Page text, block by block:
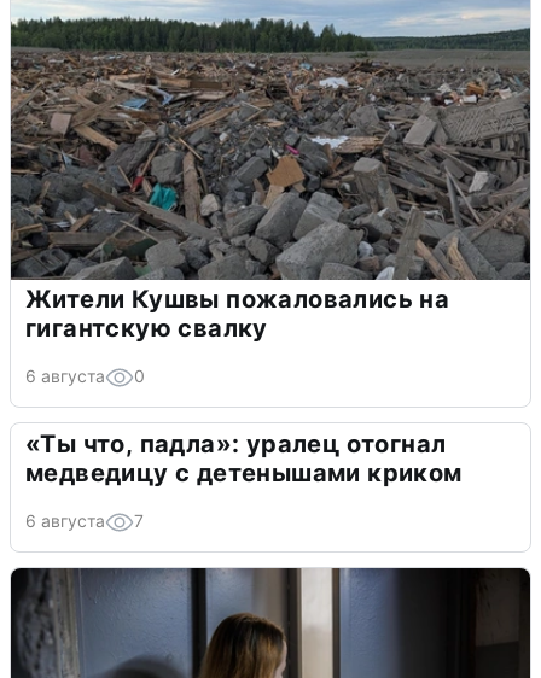
Жители Кушвы пожаловались на
гигантскую свалку
6 августа 0
«Ты что, падла»: уралец отогнал
медведицу с детенышами криком
6 августа 7